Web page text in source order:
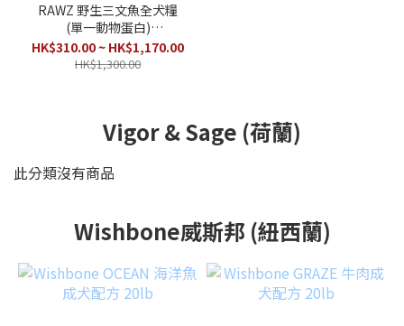
RAWZ 野生三文魚全犬糧
(單一動物蛋白)
(3.5lb,20lb)
HK$310.00 ~ HK$1,170.00
HK$1,300.00
Vigor & Sage (荷蘭)
此分類沒有商品
Wishbone威斯邦 (紐西蘭)